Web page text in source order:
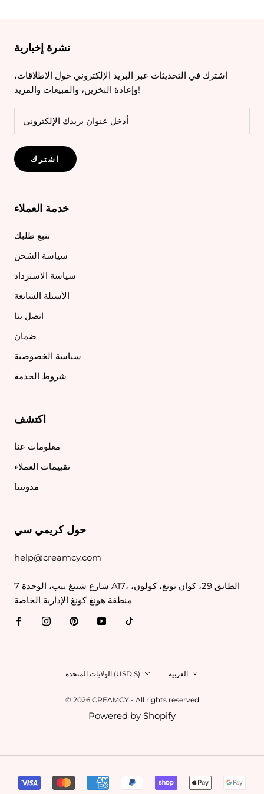
نشرة إخبارية
اشترك في التحديثات عبر البريد الإلكتروني حول الإطلاقات،
وإعادة التخزين، والمبيعات والمزيد!
اشترك
خدمة العملاء
تتبع طلبك
سياسة الشحن
سياسة الاسترداد
الأسئلة الشائعة
اتصل بنا
ضمان
سياسة الخصوصية
شروط الخدمة
اكتشف
معلومات عنا
تقييمات العملاء
مدونتنا
حول كريمي سي
help@creamcy.com
7 شارع شينغ ييب، الوحدة A17، الطابق 29، كوان تونغ، كولون،
منطقة هونغ كونغ الإدارية الخاصة
البلد/
الولايات المتحدة (USD $) اللغة
العربية
© 2026 CREAMCY - All rights reserved
Powered by Shopify